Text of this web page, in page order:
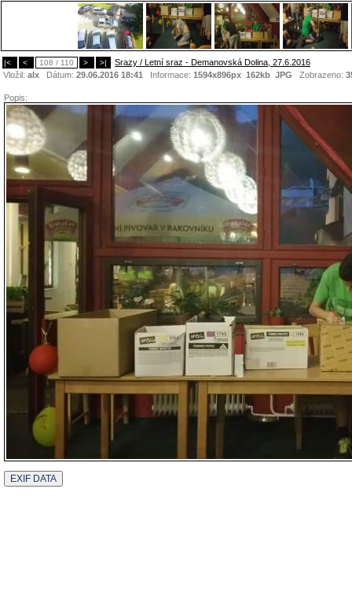
|< < 108 / 110 > >|
Srazy / Letní sraz - Demanovská Dolina, 27.6.2016
Vložil: alx Dátum: 29.06.2016 18:41 Informace: 1594x896px 162kb JPG Zobrazeno:
Popis: